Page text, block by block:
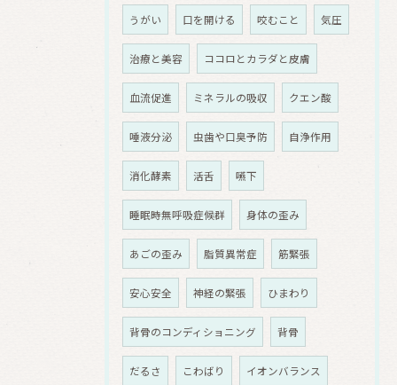
うがい 口を開ける 咬むこと 気圧
治療と美容 ココロとカラダと皮膚
血流促進 ミネラルの吸収 クエン酸
唾液分泌 虫歯や口臭予防 自浄作用
消化酵素 活舌 嚥下
睡眠時無呼吸症候群 身体の歪み
あごの歪み 脂質異常症 筋緊張
安心安全 神経の緊張 ひまわり
背骨のコンディショニング 背骨
だるさ こわばり イオンバランス